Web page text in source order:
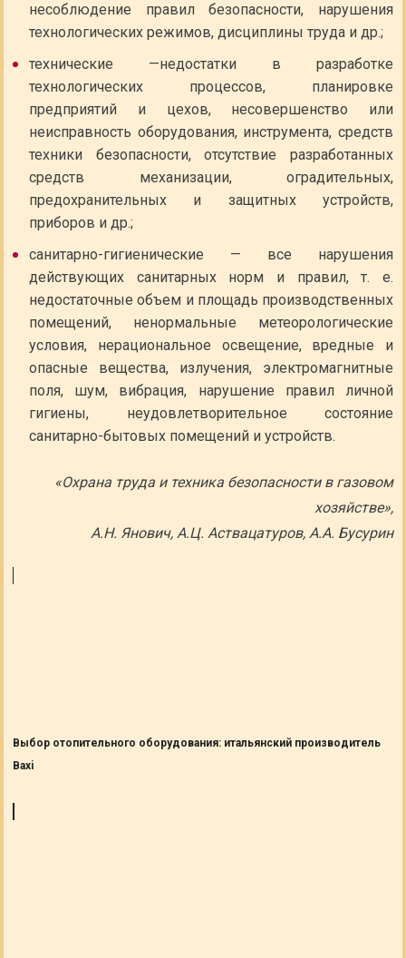
несоблюдение правил безопасности, нарушения
технологических режимов, дисциплины труда и др.;
технические —недостатки в разработке
технологических процессов, планировке
предприятий и цехов, несовершенство или
неисправность оборудования, инструмента, средств
техники безопасности, отсутствие разработанных
средств механизации, оградительных,
предохранительных и защитных устройств,
приборов и др.;
санитарно-гигиенические — все нарушения
действующих санитарных норм и правил, т. е.
недостаточные объем и площадь производственных
помещений, ненормальные метеорологические
условия, нерациональное освещение, вредные и
опасные вещества, излучения, электромагнитные
поля, шум, вибрация, нарушение правил личной
гигиены, неудовлетворительное состояние
санитарно-бытовых помещений и устройств.
«Охрана труда и техника безопасности в газовом
хозяйстве»,
А.Н. Янович, А.Ц. Аствацатуров, А.А. Бусурин
Выбор отопительного оборудования: итальянский производитель
Baxi